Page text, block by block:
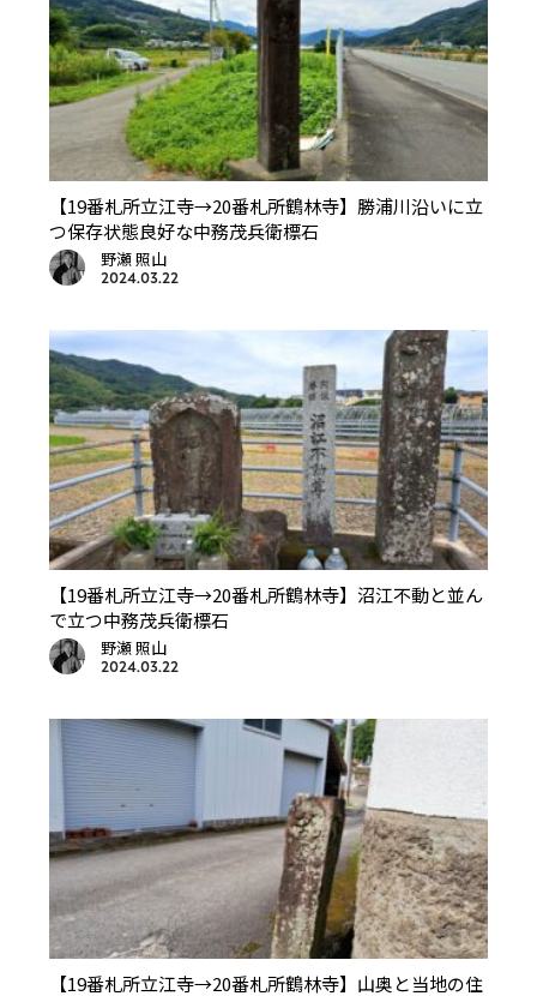
【19番札所立江寺→20番札所鶴林寺】勝浦川沿いに立
つ保存状態良好な中務茂兵衛標石
野瀬 照山
2024.03.22
【19番札所立江寺→20番札所鶴林寺】沼江不動と並ん
で立つ中務茂兵衛標石
野瀬 照山
2024.03.22
【19番札所立江寺→20番札所鶴林寺】山奥と当地の住